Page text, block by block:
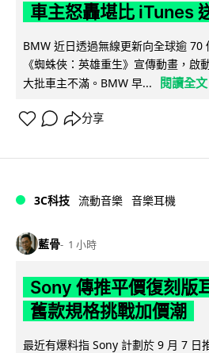
車主怒轟堪比 iTunes
BMW 近日透過無線更新向全球逾 70
《蜘蛛俠：英雄重生》宣傳動畫，啟
大批車主不滿。BMW 早...
閱讀全文
分享
3C科技 流動音樂 音樂耳機
藍骨 1 小時
Sony 傳推平價復刻
舊款規格挑戰加價潮
最近有爆料指 Sony 計劃於 9 月 7 日